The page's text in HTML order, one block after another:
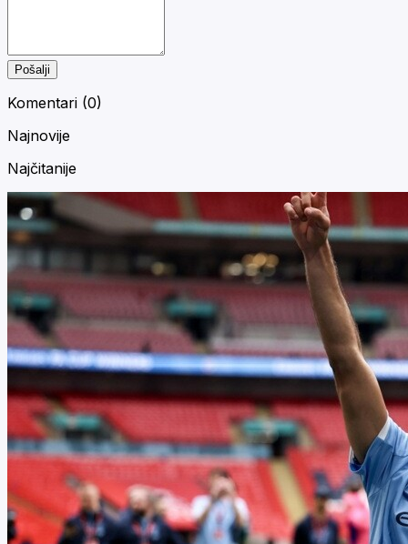
Pošalji
Komentari (0)
Najnovije
Najčitanije